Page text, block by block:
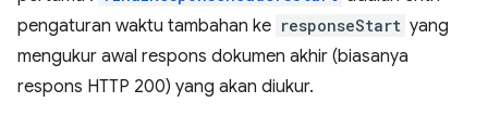
pengaturan waktu tambahan ke responseStart yang
mengukur awal respons dokumen akhir (biasanya
respons HTTP 200) yang akan diukur.